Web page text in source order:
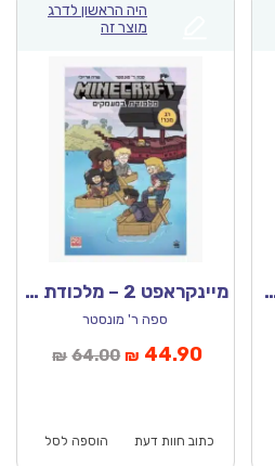
היה הראשון לדרג
מוצר זה
מיינקראפט 2 – מלכודת במעמקים
ספה ר' מונסטר
₪ 64.00המחיר
₪ 44.90
כתוב חוות דעת הוספה לסל